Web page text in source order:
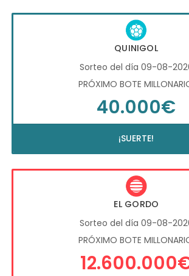
QUINIGOL
Sorteo del día 09-08-
PRÓXIMO BOTE
40.000€
¡SUERTE!
EL GORDO
Sorteo del día 09-08-
PRÓXIMO BOTE